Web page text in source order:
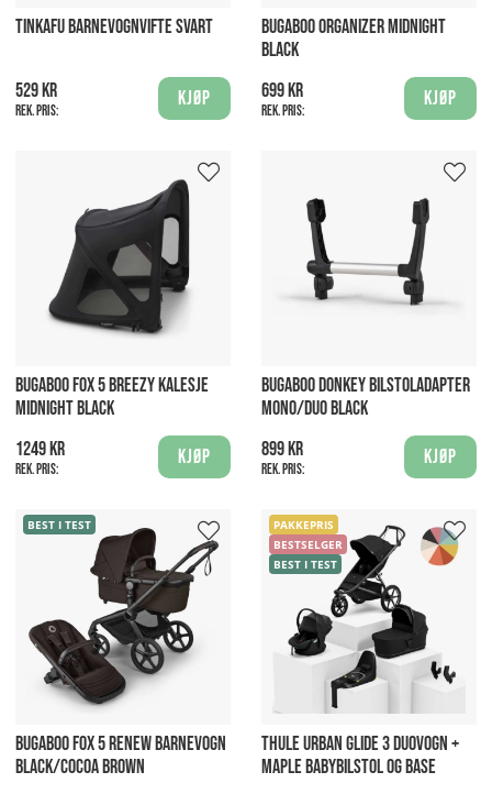
TINKAFU BARNEVOGNVIFTE SVART
529 kr
Rek. pris:
Kjøp
BUGABOO ORGANIZER MIDNIGHT
BLACK
699 kr
Rek. pris:
Kjøp
BUGABOO FOX 5 BREEZY KALESJE
MIDNIGHT BLACK
1249 kr
Rek. pris:
Kjøp
BUGABOO DONKEY BILSTOLADAPTER
MONO/DUO BLACK
899 kr
Rek. pris:
Kjøp
BEST I TEST
BUGABOO FOX 5 RENEW BARNEVOGN
BLACK/COCOA BROWN
PAKKEPRIS
BESTSELGER
BEST I TEST
THULE URBAN GLIDE 3 DUOVOGN +
MAPLE BABYBILSTOL OG BASE